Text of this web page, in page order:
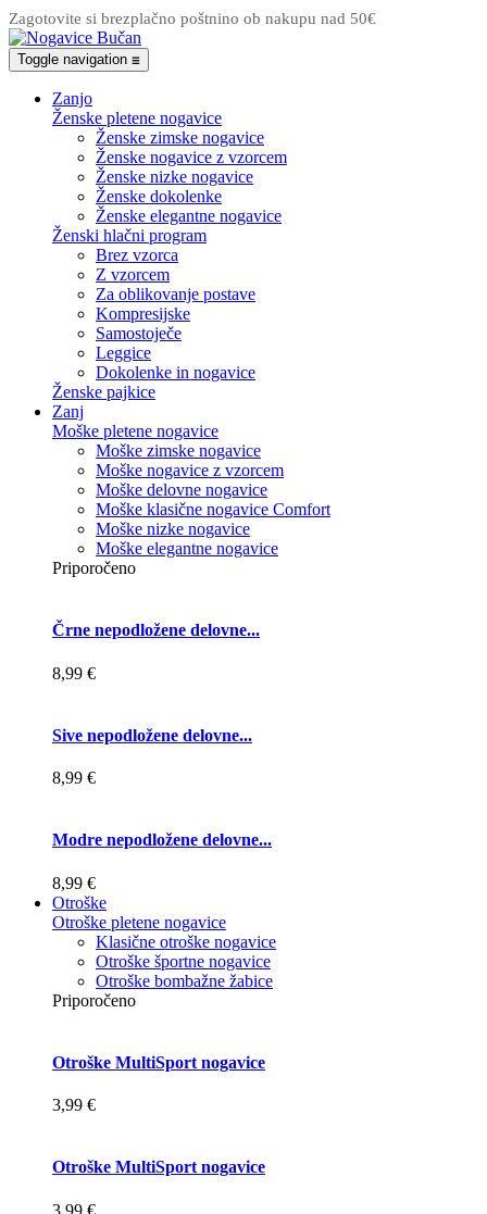
Zagotovite si brezplačno poštnino ob nakupu nad 50€
Toggle navigation ☰
Zanjo
Ženske pletene nogavice
Ženske zimske nogavice
Ženske nogavice z vzorcem
Ženske nizke nogavice
Ženske dokolenke
Ženske elegantne nogavice
Ženski hlačni program
Brez vzorca
Z vzorcem
Za oblikovanje postave
Kompresijske
Samostoječe
Leggice
Dokolenke in nogavice
Ženske pajkice
Zanj
Moške pletene nogavice
Moške zimske nogavice
Moške nogavice z vzorcem
Moške delovne nogavice
Moške klasične nogavice Comfort
Moške nizke nogavice
Moške elegantne nogavice
Priporočeno
Črne nepodložene delovne...
8,99 €
Sive nepodložene delovne...
8,99 €
Modre nepodložene delovne...
8,99 €
Otroške
Otroške pletene nogavice
Klasične otroške nogavice
Otroške športne nogavice
Otroške bombažne žabice
Priporočeno
Otroške MultiSport nogavice
3,99 €
Otroške MultiSport nogavice
3,99 €